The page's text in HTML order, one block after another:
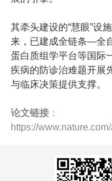
其牵头建设的“慧眼”设
来，已建成全链条—全
蛋白质组学平台等国际
疾病的防诊治难题开展
与临床决策提供支撑。
论文链接：
https://